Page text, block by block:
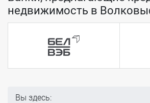
недвижимость в
Вы здесь: